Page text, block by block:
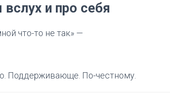
вслух и про себя
что-то не так» —
Поддерживающе. По-честному.